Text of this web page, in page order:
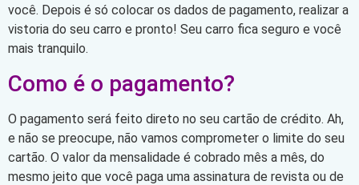
você. Depois é só colocar os dados de pagamento, realizar a
vistoria do seu carro e pronto! Seu carro fica seguro e você
mais tranquilo.
Como é o pagamento?
O pagamento será feito direto no seu cartão de crédito. Ah,
e não se preocupe, não vamos comprometer o limite do seu
cartão. O valor da mensalidade é cobrado mês a mês, do
mesmo jeito que você paga uma assinatura de revista ou de